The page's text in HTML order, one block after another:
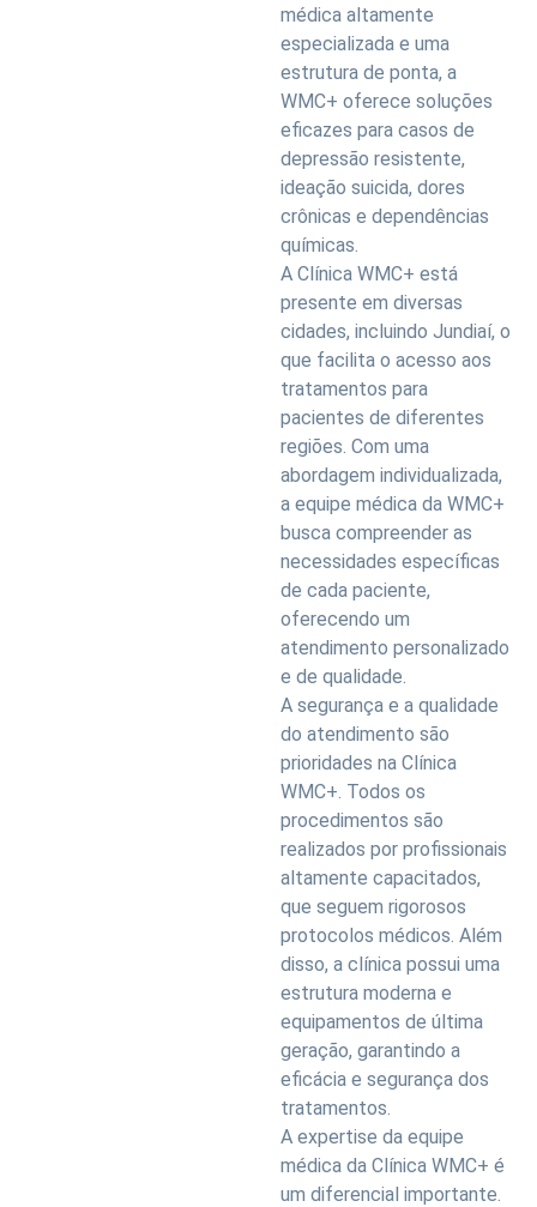
médica altamente
especializada e uma
estrutura de ponta, a
WMC+ oferece soluções
eficazes para casos de
depressão resistente,
ideação suicida, dores
crônicas e dependências
químicas.
A Clínica WMC+ está
presente em diversas
cidades, incluindo Jundiaí, o
que facilita o acesso aos
tratamentos para
pacientes de diferentes
regiões. Com uma
abordagem individualizada,
a equipe médica da WMC+
busca compreender as
necessidades específicas
de cada paciente,
oferecendo um
atendimento personalizado
e de qualidade.
A segurança e a qualidade
do atendimento são
prioridades na Clínica
WMC+. Todos os
procedimentos são
realizados por profissionais
altamente capacitados,
que seguem rigorosos
protocolos médicos. Além
disso, a clínica possui uma
estrutura moderna e
equipamentos de última
geração, garantindo a
eficácia e segurança dos
tratamentos.
A expertise da equipe
médica da Clínica WMC+ é
um diferencial importante.